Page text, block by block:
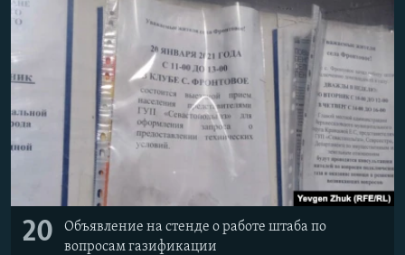
20
Объявление на стенде о работе штаба по
вопросам газификации